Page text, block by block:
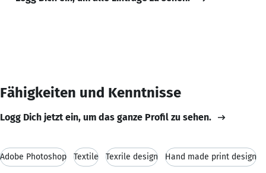
Fähigkeiten und Kenntnisse
Logg Dich jetzt ein, um das ganze Profil zu sehen.
Adobe Photoshop Textile Texrile design Hand made print design